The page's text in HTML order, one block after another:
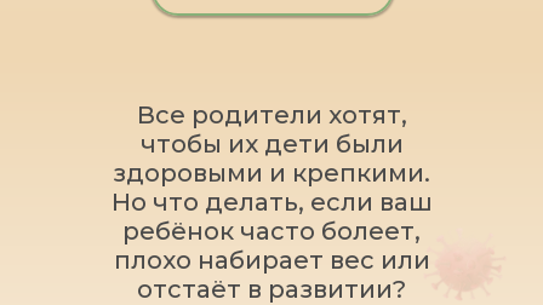
Все родители хотят,
чтобы их дети были
здоровыми и крепкими.
Но что делать, если ваш
ребёнок часто болеет,
плохо набирает вес или
отстаёт в развитии?